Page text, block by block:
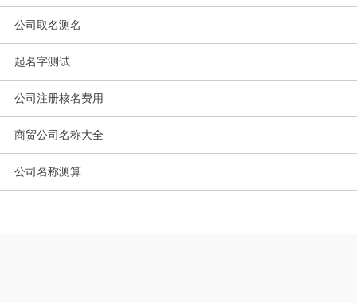
公司取名测名
起名字测试
公司注册核名费用
商贸公司名称大全
公司名称测算